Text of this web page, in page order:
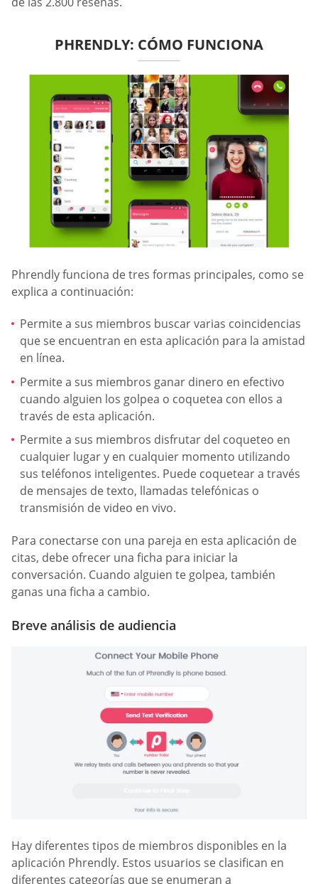
PHRENDLY: CÓMO FUNCIONA
Phrendly funciona de tres formas principales, como se
explica a continuación:
Permite a sus miembros buscar varias coincidencias
que se encuentran en esta aplicación para la amistad
en línea.
Permite a sus miembros ganar dinero en efectivo
cuando alguien los golpea o coquetea con ellos a
través de esta aplicación.
Permite a sus miembros disfrutar del coqueteo en
cualquier lugar y en cualquier momento utilizando
sus teléfonos inteligentes. Puede coquetear a través
de mensajes de texto, llamadas telefónicas o
transmisión de video en vivo.
Para conectarse con una pareja en esta aplicación de
citas, debe ofrecer una ficha para iniciar la
conversación. Cuando alguien te golpea, también
ganas una ficha a cambio.
Breve análisis de audiencia
Hay diferentes tipos de miembros disponibles en la
aplicación Phrendly. Estos usuarios se clasifican en
diferentes categorías que se enumeran a